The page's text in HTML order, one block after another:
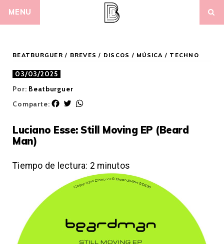
MENU
BEATBURGUER / BREVES / DISCOS / MÚSICA / TECHNO
03/03/2025
Por: Beatburguer
Comparte:
F
e
o
T
t
r
t
p
Luciano Esse: Still Moving EP (Beard
Man)
Tiempo de lectura: 2 minutos